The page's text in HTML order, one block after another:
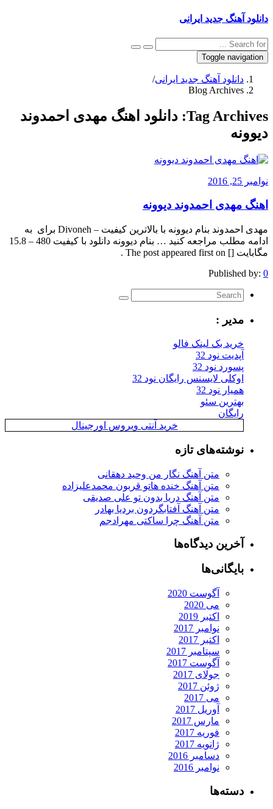
دانلود آهنگ جدید ایرانی
Toggle navigation
دانلود آهنگ جدید ایرانی/
Blog Archives
Tag Archives: دانلود اهنگ مهدی احمدوند
دیوونه
نوامبر 25, 2016
اهنگ مهدی احمدوند دیوونه
مهدی احمدوند بنام دیوونه با بالاترین کیفیت – Divoneh برای به
ادامه مطلب مراجعه کنید … بنام دیوونه دانلود با کیفیت 480 – 15.8
مگابایت [] The post appeared first on .
Published by: 0
مدیر :
خرید بک لینک فالو
آپدیت نود 32
پسورد نود 32
اوکلی لایسنس رایگان نود 32
همیار نود 32
بهترین سئو
رایگان
خرید آنتی ویروس اورجینال
نوشته‌های تازه
متن آهنگ نگار من وحید دهقانی
متن آهنگ خنده هاتو قربون محمدعلیزاده
متن آهنگ دریا بدون تو علی صدیقی
متن آهنگ آفتابگردون بردیا بهادر
متن آهنگ چرا ساکتی مهرادجم
آخرین دیدگاه‌ها
بایگانی‌ها
آگوست 2020
می 2020
اکتبر 2019
نوامبر 2017
اکتبر 2017
سپتامبر 2017
آگوست 2017
جولای 2017
ژوئن 2017
می 2017
آوریل 2017
مارس 2017
فوریه 2017
ژانویه 2017
دسامبر 2016
نوامبر 2016
دسته‌ها